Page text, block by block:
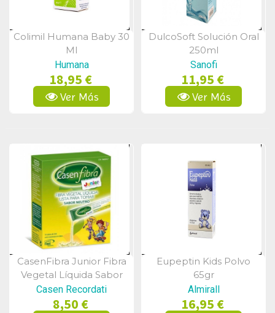
Vista Rápida
Colimil Humana Baby 30
Ml
Humana
18,95 €
Ver Más
Vista Rápida
DulcoSoft Solución Oral
250ml
Sanofi
11,95 €
Ver Más
Vista Rápida
CasenFibra Junior Fibra
Vegetal Líquida Sabor
Neutro 14 Sticks
Casen Recordati
8,50 €
Vista Rápida
Eupeptin Kids Polvo
65gr
Almirall
16,95 €